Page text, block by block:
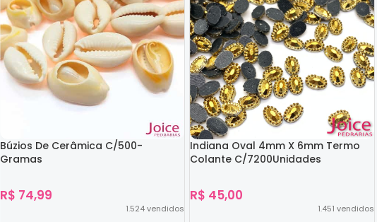
Búzios De Cerâmica C/500-
Gramas
R$ 74,99
1.524vendidos
Indiana Oval 4mm X 6mm Termo
Colante C/7200Unidades
R$ 45,00
1.451 vendidos